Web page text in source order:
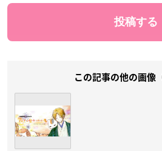
この記事の他の画像